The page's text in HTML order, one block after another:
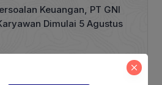
Keuangan, PT GNI
Dimulai 5 Agustus